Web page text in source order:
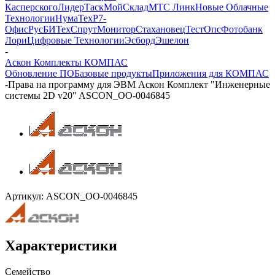
КасперскогоЛидерТаскМойСкладМТС ЛинкНовые Облачные
ТехнологииНумаТехР7-
ОфисРусБИТехСпрутМониторСтахановецТестОпсФотобанк
ЛориЦифровые ТехнологииЭсбордЭшелон
-
Аскон Комплекты КОМПАС
Обновление ПОБазовые продуктыПриложения для КОМПАС
-Права на программу для ЭВМ Аскон Комплект "Инженерные
системы 2D v20" ASCON_ОО-0046845
Артикул: ASCON_ОО-0046845
Характеристики
Семейство